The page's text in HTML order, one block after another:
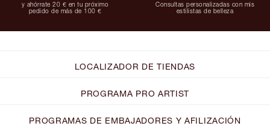
y ahórrate 20 € en tu próximo
pedido de más de 100 €
Consultas personalizadas con mis
estilistas de belleza
LOCALIZADOR DE TIENDAS
PROGRAMA PRO ARTIST
PROGRAMAS DE EMBAJADORES Y AFILIZACIÓN